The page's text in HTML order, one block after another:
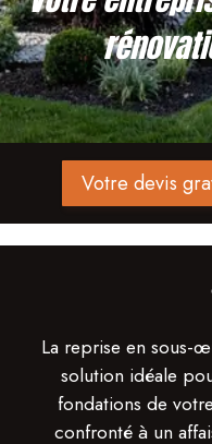
Votre devis
La reprise en sous-
solution idéale
fondations de
confronté à un